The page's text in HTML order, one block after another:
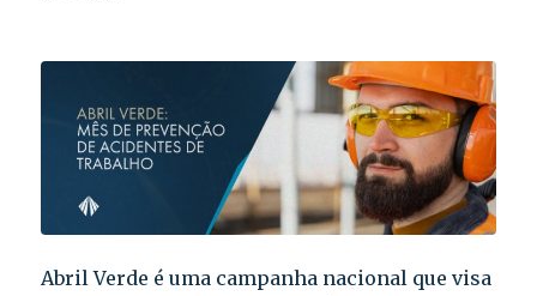
Abril Verde é uma campanha nacional que visa